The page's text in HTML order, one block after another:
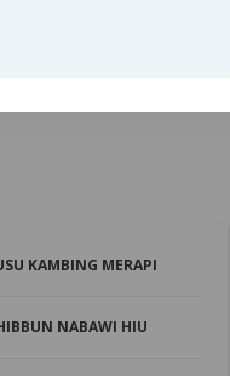
KAMBING MERAPI
NABAWI HIU